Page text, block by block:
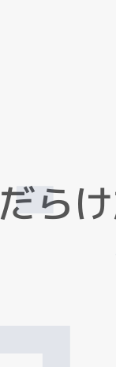
だらけ